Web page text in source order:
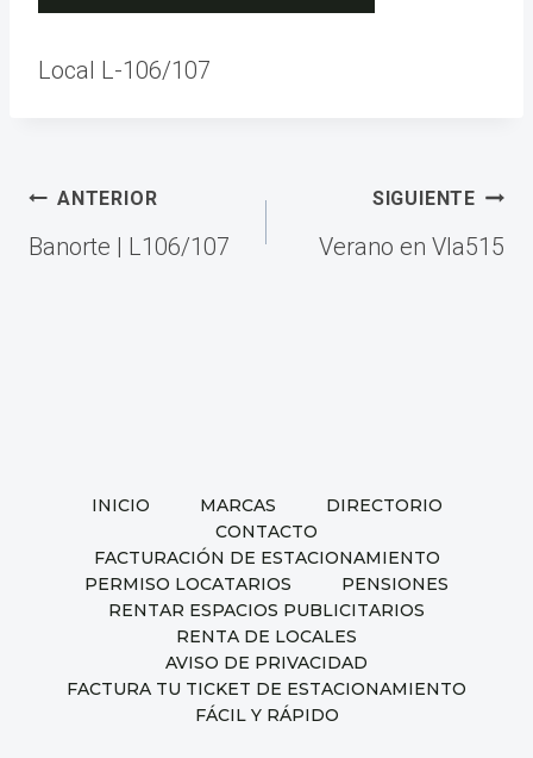
Local L-106/107
Navegación
de
ANTERIOR
Banorte | L106/107
SIGUIENTE
Verano en VIa515
INICIO MARCAS
DIRECTORIO
CONTACTO
FACTURACIÓN DE ESTACIONAMIENTO
PERMISO LOCATARIOS
PENSIONES
RENTAR ESPACIOS PUBLICITARIOS
RENTA DE LOCALES
AVISO DE PRIVACIDAD
FACTURA TU TICKET DE ESTACIONAMIENTO
FÁCIL Y RÁPIDO